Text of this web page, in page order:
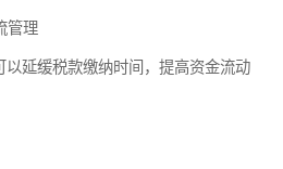
管理
延缓税款缴纳时间，提高资金流动